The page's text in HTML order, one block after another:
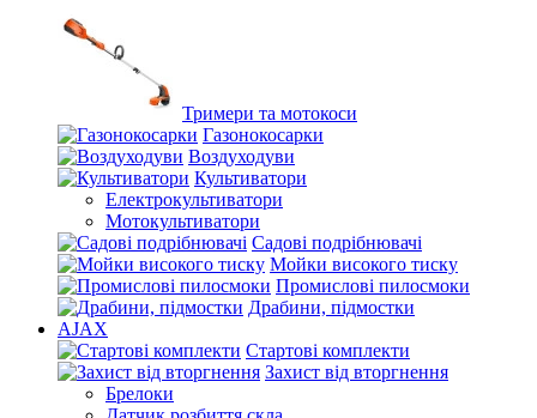
Тримери та мотокоси
Газонокосарки
Воздуходуви
Культиватори
Електрокультиватори
Мотокультиватори
Садові подрібнювачі
Мойки високого тиску
Промислові пилосмоки
Драбини, підмостки
AJAX
Стартові комплекти
Захист від вторгнення
Брелоки